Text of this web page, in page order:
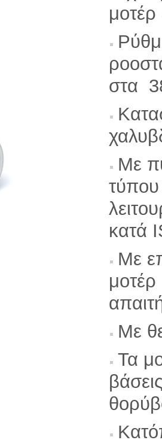
μοτέρ
στα
Με
κατά
Με
μοτέρ
Με
Τα